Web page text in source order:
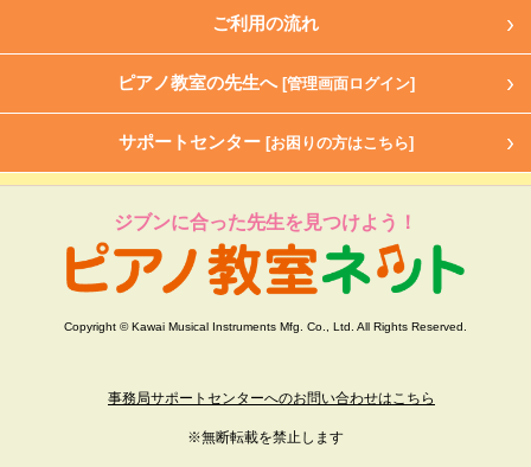
ご利用の流れ
ピアノ教室の先生へ [管理画面ログイン]
サポートセンター [お困りの方はこちら]
ジブンに合った先生を見つけよう！
Copyright © Kawai Musical Instruments Mfg. Co., Ltd. All Rights Reserved.
事務局サポートセンターへのお問い合わせはこちら
※無断転載を禁止します